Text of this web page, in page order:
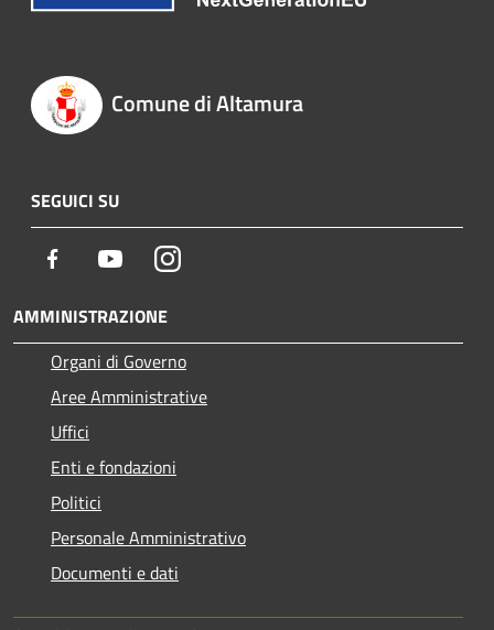
Comune di Altamura
SEGUICI SU
Facebook YoutubeInstagram
AMMINISTRAZIONE
Organi di Governo
Aree Amministrative
Uffici
Enti e fondazioni
Politici
Personale Amministrativo
Documenti e dati